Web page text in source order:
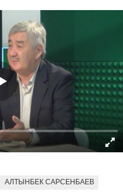
АЛТЫНБЕК САРСЕНБАЕВ